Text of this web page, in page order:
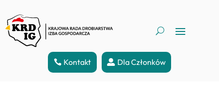
Kontakt Dla Członków